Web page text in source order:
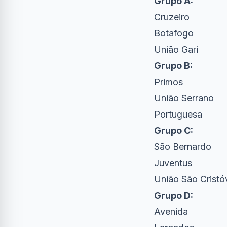
Cruzeiro
Botafogo
União Gari
Grupo B:
Primos
União Serrano
Portuguesa
Grupo C:
São Bernardo
Juventus
União São
Grupo D:
Avenida